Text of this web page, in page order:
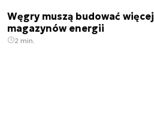
Węgry muszą budować więcej
magazynów energii
2 min.